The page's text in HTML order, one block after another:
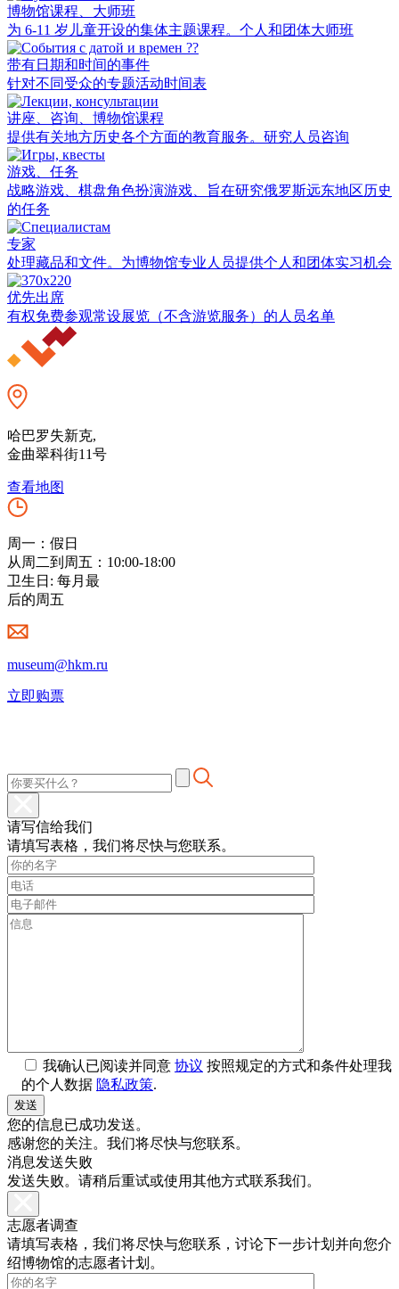
博物馆课程、大师班
为 6-11 岁儿童开设的集体主题课程。个人和团体大师班
带有日期和时间的事件
针对不同受众的专题活动时间表
讲座、咨询、博物馆课程
提供有关地方历史各个方面的教育服务。研究人员咨询
游戏、任务
战略游戏、棋盘角色扮演游戏、旨在研究俄罗斯远东地区历史
的任务
专家
处理藏品和文件。为博物馆专业人员提供个人和团体实习机会
优先出席
有权免费参观常设展览（不含游览服务）的人员名单
哈巴罗失新克,
金曲翠科街11号
查看地图
周一：假日
从周二到周五：10:00-18:00
卫生日: 每月最
后的周五
museum@hkm.ru
立即购票
请写信给我们
请填写表格，我们将尽快与您联系。
我确认已阅读并同意 协议 按照规定的方式和条件处理我
的个人数据 隐私政策.
您的信息已成功发送。
感谢您的关注。我们将尽快与您联系。
消息发送失败
发送失败。请稍后重试或使用其他方式联系我们。
志愿者调查
请填写表格，我们将尽快与您联系，讨论下一步计划并向您介
绍博物馆的志愿者计划。